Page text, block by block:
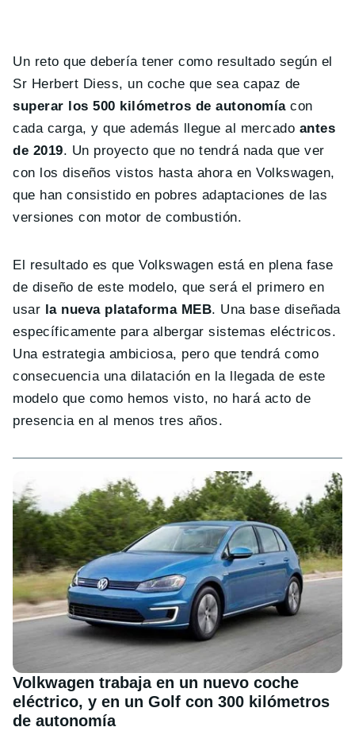
Un reto que debería tener como resultado según el
Sr Herbert Diess, un coche que sea capaz de
superar los 500 kilómetros de autonomíacon
cada carga, y que además llegue al mercado antes
de 2019. Un proyecto que no tendrá nada que ver
con los diseños vistos hasta ahora en Volkswagen,
que han consistido en pobres adaptaciones de las
versiones con motor de combustión.
El resultado es que Volkswagen está en plena fase
de diseño de este modelo, que será el primero en
usar la nueva plataforma MEB. Una base diseñada
específicamente para albergar sistemas eléctricos.
Una estrategia ambiciosa, pero que tendrá como
consecuencia una dilatación en la llegada de este
modelo que como hemos visto, no hará acto de
presencia en al menos tres años.
Volkwagen trabaja en un nuevo coche
eléctrico, y en un Golf con 300 kilómetros
de autonomía